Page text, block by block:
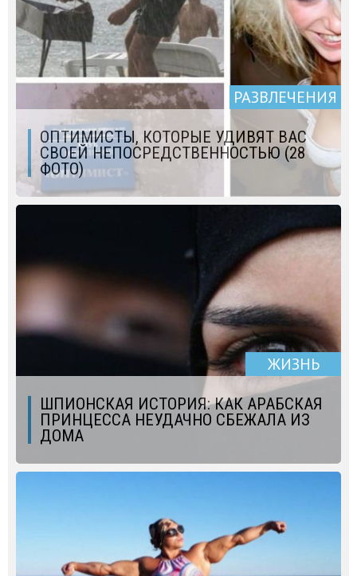
РАЗВЛЕЧЕНИЯ
ОПТИМИСТЫ, КОТОРЫЕ УДИВЯТ ВАС
СВОЕЙ НЕПОСРЕДСТВЕННОСТЬЮ (28
ФОТО)
ЖИЗНЬ
ШПИОНСКАЯ ИСТОРИЯ: КАК АРАБСКАЯ
ПРИНЦЕССА НЕУДАЧНО СБЕЖАЛА ИЗ
ДОМА